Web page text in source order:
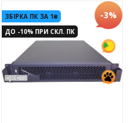
ЗБІРКА ПК ЗА 1₴
ДО -10% ПРИ СКЛ. ПК
-3%